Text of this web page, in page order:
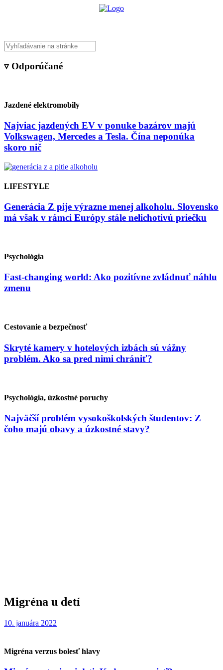
▿ Odporúčané
Jazdené elektromobily
Najviac jazdených EV v ponuke bazárov majú
Volkswagen, Mercedes a Tesla. Čína neponúka
skoro nič
LIFESTYLE
Generácia Z pije výrazne menej alkoholu. Slovensko
má však v rámci Európy stále nelichotivú priečku
Psychológia
Fast-changing world: Ako pozitívne zvládnuť náhlu
zmenu
Cestovanie a bezpečnosť
Skryté kamery v hotelových izbách sú vážny
problém. Ako sa pred nimi chrániť?
Psychológia, úzkostné poruchy
Najväčší problém vysokoškolských študentov: Z
čoho majú obavy a úzkostné stavy?
Migréna u detí
10. januára 2022
Migréna verzus bolesť hlavy